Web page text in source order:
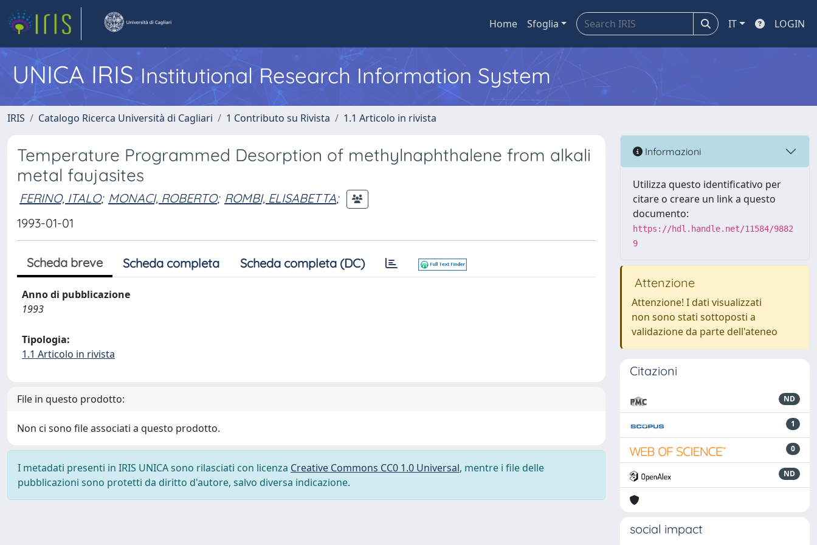
Home Sfoglia IT LOGIN
UNICA IRISInstitutional Research Information System
IRIS Catalogo Ricerca Università di Cagliari 1 Contributo su Rivista 1.1 Articolo in rivista
Temperature Programmed Desorption of methylnaphthalene from alkali
metal faujasites
FERINO, ITALO; MONACI, ROBERTO; ROMBI, ELISABETTA;
1993-01-01
Scheda breve Scheda completa Scheda completa (DC)
Anno di pubblicazione
1993
Tipologia:
1.1 Articolo in rivista
File in questo prodotto:
Non ci sono file associati a questo prodotto.
I metadati presenti in IRIS UNICA sono rilasciati con licenza Creative Commons CC0 1.0 Universal, mentre i file delle
pubblicazioni sono protetti da diritto d'autore, salvo diversa indicazione.
Informazioni
Utilizza questo identificativo per
citare o creare un link a questo
documento:
https://hdl.handle.net/11584/9882
9
Attenzione
Attenzione! I dati visualizzati
non sono stati sottoposti a
validazione da parte dell'ateneo
Citazioni
ND
1
0
ND
social impact